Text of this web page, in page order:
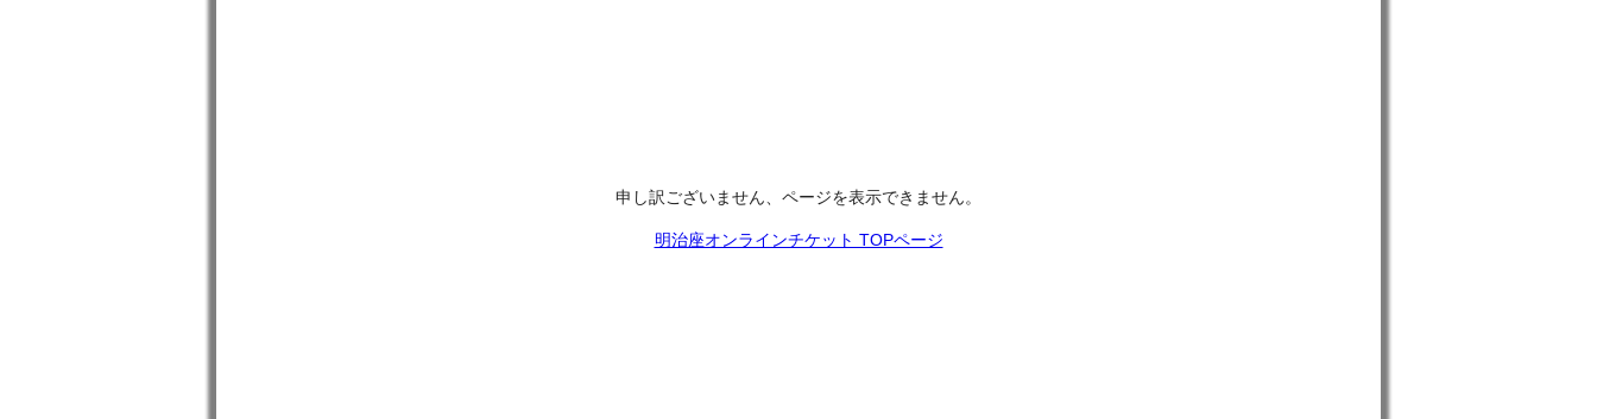
申し訳ございません、ページを表示できません。
明治座オンラインチケット TOPページ